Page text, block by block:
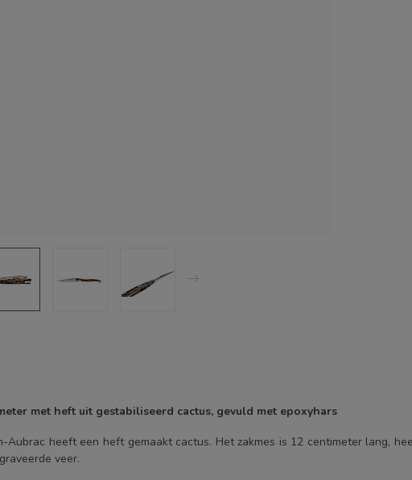
met heft uit gestabiliseerd cactus, gevuld met epoxyhars
Aubrac heeft een heft gemaakt cactus. Het zakmes is 12 centimeter lang,
veer.